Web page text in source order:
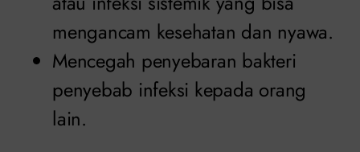
mengancam kesehatan dan nyawa.
Mencegah penyebaran bakteri
penyebab infeksi kepada orang
lain.